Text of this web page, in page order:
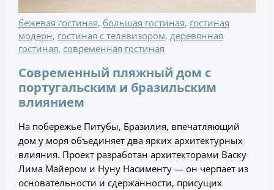
бежевая гостиная, большая гостиная, гостиная
модерн, гостиная с телевизором, деревянная
гостиная, современная гостиная
Современный пляжный дом с
португальским и бразильским
влиянием
На побережье Питубы, Бразилия, впечатляющий
дом у моря объединяет два ярких архитектурных
влияния. Проект разработан архитекторами Васку
Лима Майером и Нуну Насименту — он черпает из
основательности и сдержанности, присущих